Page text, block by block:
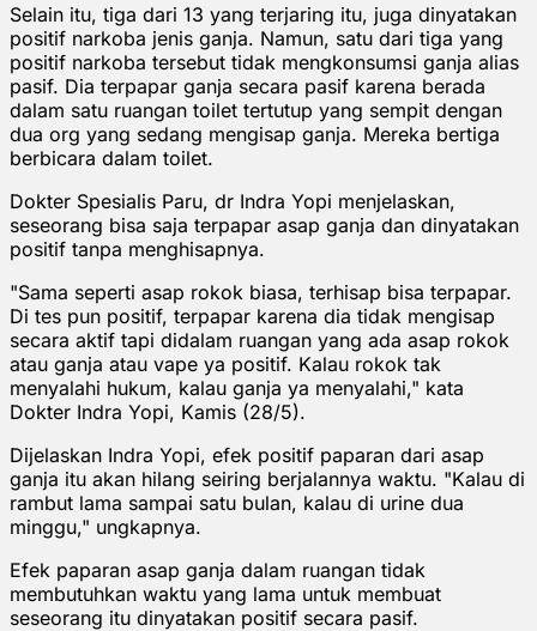
Selain itu, tiga dari 13 yang terjaring itu, juga dinyatakan
positif narkoba jenis ganja. Namun, satu dari tiga yang
positif narkoba tersebut tidak mengkonsumsi ganja alias
pasif. Dia terpapar ganja secara pasif karena berada
dalam satu ruangan toilet tertutup yang sempit dengan
dua org yang sedang mengisap ganja. Mereka bertiga
berbicara dalam toilet.
Dokter Spesialis Paru, dr Indra Yopi menjelaskan,
seseorang bisa saja terpapar asap ganja dan dinyatakan
positif tanpa menghisapnya.
"Sama seperti asap rokok biasa, terhisap bisa terpapar.
Di tes pun positif, terpapar karena dia tidak mengisap
secara aktif tapi didalam ruangan yang ada asap rokok
atau ganja atau vape ya positif. Kalau rokok tak
menyalahi hukum, kalau ganja ya menyalahi," kata
Dokter Indra Yopi, Kamis (28/5).
Dijelaskan Indra Yopi, efek positif paparan dari asap
ganja itu akan hilang seiring berjalannya waktu. "Kalau di
rambut lama sampai satu bulan, kalau di urine dua
minggu," ungkapnya.
Efek paparan asap ganja dalam ruangan tidak
membutuhkan waktu yang lama untuk membuat
seseorang itu dinyatakan positif secara pasif.